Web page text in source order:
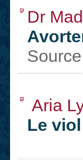
Dr
Aria
Le viol